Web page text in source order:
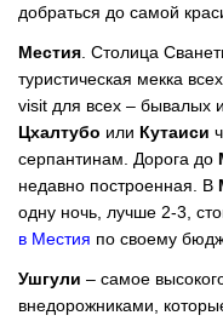
добраться до самой
Местия. Столица
туристическая мекка
visit для всех – бывалых
Цхалтубо или Кутаиси
серпантинам. Дорога до
недавно построенная. В
одну ночь, лучше 2-3,
в Местия по своему
Ушгули – самое
внедорожниками,